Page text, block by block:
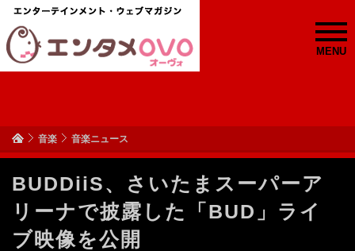
MENU
音楽 音楽ニュース
BUDDiiS、さいたまスーパーア
リーナで披露した「BUD」ライ
ブ映像を公開